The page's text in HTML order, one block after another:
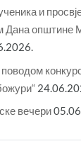
и
Дана општине
вечери